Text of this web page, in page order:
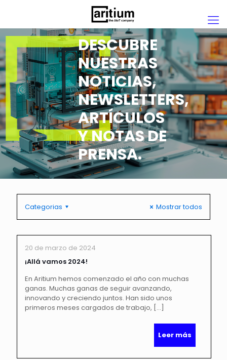
DESCUBRE
NUESTRAS
NOTICIAS,
NEWSLETTERS,
ARTÍCULOS
Y NOTAS DE
PRENSA.
Categorias Mostrar todos
20 de marzo de 2024
¡Allá vamos 2024!
En Aritium hemos comenzado el año con muchas
ganas. Muchas ganas de seguir avanzando,
innovando y creciendo juntos. Han sido unos
primeros meses cargados de trabajo, […]
Leer más